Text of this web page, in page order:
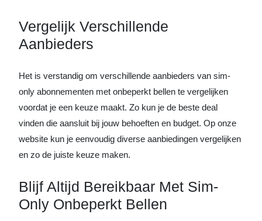
Vergelijk Verschillende
Aanbieders
Het is verstandig om verschillende aanbieders van sim-
only abonnementen met onbeperkt bellen te vergelijken
voordat je een keuze maakt. Zo kun je de beste deal
vinden die aansluit bij jouw behoeften en budget. Op onze
website kun je eenvoudig diverse aanbiedingen vergelijken
en zo de juiste keuze maken.
Blijf Altijd Bereikbaar Met Sim-
Only Onbeperkt Bellen